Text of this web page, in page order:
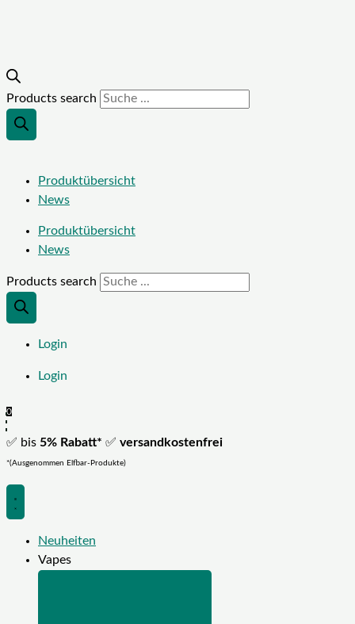
Products search
Produktübersicht
News
Produktübersicht
News
Products search
Login
Login
0
✅ bis 5% Rabatt* ✅ versandkostenfrei
*(Ausgenommen Elfbar-Produkte)
Neuheiten
Vapes